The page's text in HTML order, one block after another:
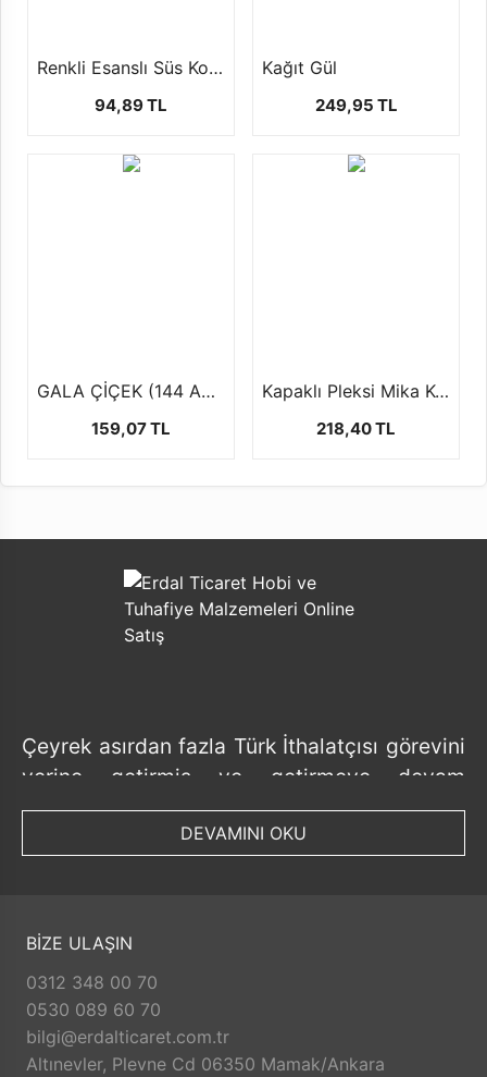
Renkli Esanslı Süs Kolanyası 1LT
94,89 TL
Kağıt Gül
249,95 TL
GALA ÇİÇEK (144 AD )
159,07 TL
Kapaklı Pleksi Mika Kutu (5x5x5 cm-20'li paket)
218,40 TL
Çeyrek asırdan fazla Türk İthalatçısı görevini
yerine getirmiş ve getirmeye devam
etmektedir.
Tedarik ettiği ürünlerde her geçen gün ürün
etmektedir.
Faaliyeti boyunca toplumsal değerlerimize
ve ülke ekonomimize faydalı olma
prensibinden taviz vermemiş ve
vermeyecektir.
DEVAMINI OKU
BİZE ULAŞIN
0312 348 00 70
0530 089 60 70
bilgi@erdalticaret.com.tr
Altınevler, Plevne Cd 06350 Mamak/Ankara